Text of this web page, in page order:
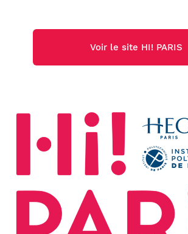
Voir le site HI! PARIS